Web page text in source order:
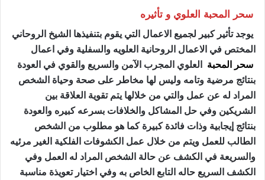
سحر المحبة العلوي و تأثيره
يوجد تأثير كبير لجميع الاعمال التي يقوم بتنفيذها الشيخ الروحاني
المختص في الاعمال الروحانية العلويه والسفلية وفي اعمال
سحر المحبة
العلوي المجرب الآمن والسريع والقوي في العودة
بنتائج مرضية وتامه وليس لها مخاطر على صحة وحياة الشخص
المراد له عن عمل والتي من خلالها يتم تقوية العلاقة بين
الشريكين وفي حل المشاكل والخلافات بسرعه كبيره والعودة
بنتائج إيجابية وذات فائدة كبيرة كما هو مطلوب من الشخص
الطالب للعمل ويتم من خلال عمل الكشوفات الفلكية الغير مرئيه
والسريعة في الكشف عن حالة الشخص المراد له العمل وفي
الكشف السريع حاله التابع الخاص به وفي اختيار تعويذة مناسبة